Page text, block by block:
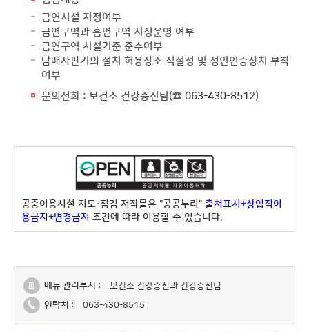
금연시설 지정여부
금연구역과 흡연구역 지정운영 여부
금연구역 시설기준 준수여부
담배자판기의 설치 허용장소 적절성 및 성인인증장치 부착
여부
문의전화 : 보건소 건강증진팀(☎ 063-430-851 2)
공중이용시설 지도·점검 저작물은 "공공누리" 출처표시+상업적이
용금지+변경금지 조건에 따라 이용할 수 있습니다.
메뉴 관리부서 :
보건소 건강증진과 건강증진팀
연락처 :
063-430-8515